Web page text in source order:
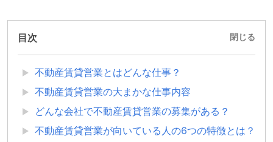
目次 閉じる
不動産賃貸営業とはどんな仕事？
不動産賃貸営業の大まかな仕事内容
どんな会社で不動産賃貸営業の募集がある？
不動産賃貸営業が向いている人の6つの特徴とは？